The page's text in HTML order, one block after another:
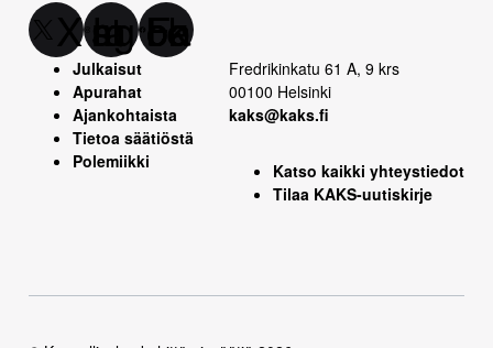
XInstagram Facebook
Julkaisut
Apurahat
Ajankohtaista
Tietoa säätiöstä
Polemiikki
Fredrikinkatu 61 A, 9 krs
00100 Helsinki
kaks@kaks.fi
Katso kaikki yhteystiedot
Tilaa KAKS-uutiskirje